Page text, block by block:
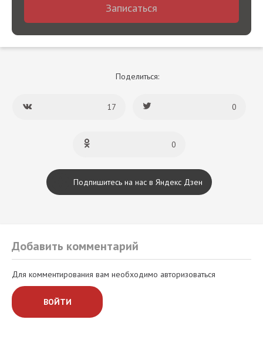
Записаться
Поделиться:
17 0
0
Подпишитесь на нас в Яндекс Дзен
Добавить комментарий
Для комментирования вам необходимо авторизоваться
ВОЙТИ